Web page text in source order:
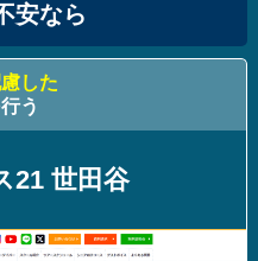
安なら
した
う
21 世田谷